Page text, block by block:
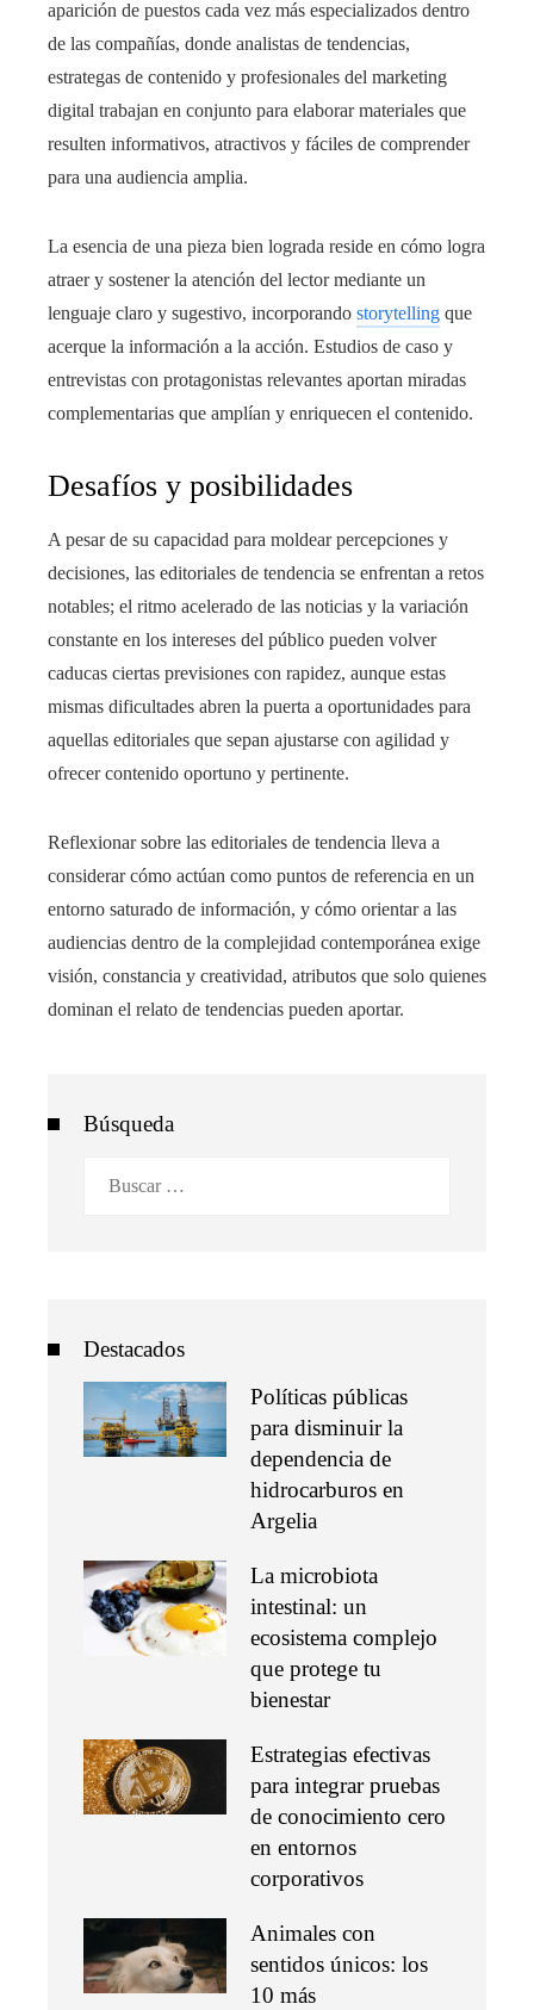
aparición de puestos cada vez más especializados dentro
de las compañías, donde analistas de tendencias,
estrategas de contenido y profesionales del marketing
digital trabajan en conjunto para elaborar materiales que
resulten informativos, atractivos y fáciles de comprender
para una audiencia amplia.
La esencia de una pieza bien lograda reside en cómo logra
atraer y sostener la atención del lector mediante un
lenguaje claro y sugestivo, incorporando storytelling que
acerque la información a la acción. Estudios de caso y
entrevistas con protagonistas relevantes aportan miradas
complementarias que amplían y enriquecen el contenido.
Desafíos y posibilidades
A pesar de su capacidad para moldear percepciones y
decisiones, las editoriales de tendencia se enfrentan a retos
notables; el ritmo acelerado de las noticias y la variación
constante en los intereses del público pueden volver
caducas ciertas previsiones con rapidez, aunque estas
mismas dificultades abren la puerta a oportunidades para
aquellas editoriales que sepan ajustarse con agilidad y
ofrecer contenido oportuno y pertinente.
Reflexionar sobre las editoriales de tendencia lleva a
considerar cómo actúan como puntos de referencia en un
entorno saturado de información, y cómo orientar a las
audiencias dentro de la complejidad contemporánea exige
visión, constancia y creatividad, atributos que solo quienes
dominan el relato de tendencias pueden aportar.
Búsqueda
Destacados
Políticas públicas
para disminuir la
dependencia de
hidrocarburos en
Argelia
La microbiota
intestinal: un
ecosistema complejo
que protege tu
bienestar
Estrategias efectivas
para integrar pruebas
de conocimiento cero
en entornos
corporativos
Animales con
sentidos únicos: los
10 más